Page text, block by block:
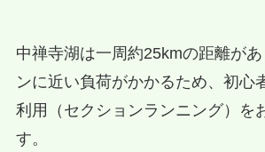
中禅寺湖は一周約25kmの距離が
ンに近い負荷がかかるため、初心
利用（セクションランニング）を
す。